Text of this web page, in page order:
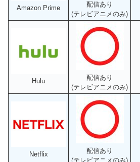
Amazon Prime
配信あり
(テレビアニメのみ)
Hulu
配信あり
(テレビアニメのみ)
Netflix
配信あり
(テレビアニメのみ)